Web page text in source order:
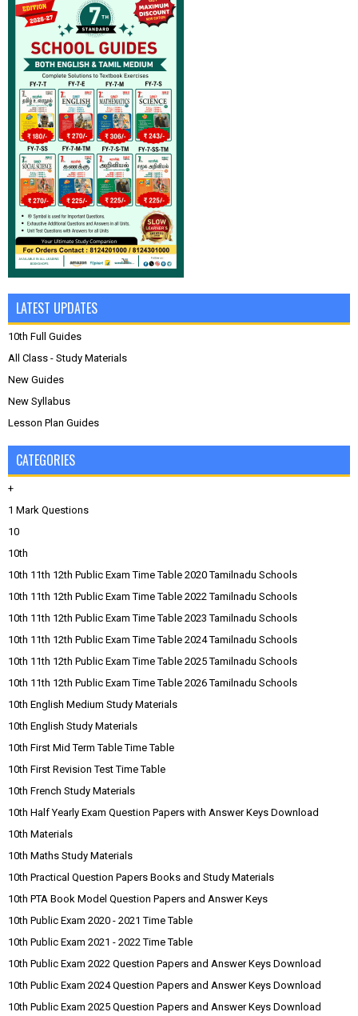
LATEST UPDATES
10th Full Guides
All Class - Study Materials
New Guides
New Syllabus
Lesson Plan Guides
CATEGORIES
+
1 Mark Questions
10
10th
10th 11th 12th Public Exam Time Table 2020 Tamilnadu Schools
10th 11th 12th Public Exam Time Table 2022 Tamilnadu Schools
10th 11th 12th Public Exam Time Table 2023 Tamilnadu Schools
10th 11th 12th Public Exam Time Table 2024 Tamilnadu Schools
10th 11th 12th Public Exam Time Table 2025 Tamilnadu Schools
10th 11th 12th Public Exam Time Table 2026 Tamilnadu Schools
10th English Medium Study Materials
10th English Study Materials
10th First Mid Term Table Time Table
10th First Revision Test Time Table
10th French Study Materials
10th Half Yearly Exam Question Papers with Answer Keys Download
10th Materials
10th Maths Study Materials
10th Practical Question Papers Books and Study Materials
10th PTA Book Model Question Papers and Answer Keys
10th Public Exam 2020 - 2021 Time Table
10th Public Exam 2021 - 2022 Time Table
10th Public Exam 2022 Question Papers and Answer Keys Download
10th Public Exam 2024 Question Papers and Answer Keys Download
10th Public Exam 2025 Question Papers and Answer Keys Download